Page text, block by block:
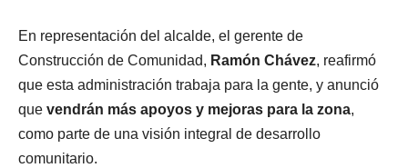
En representación del alcalde, el gerente de
Construcción de Comunidad, Ramón Chávez, reafirmó
que esta administración trabaja para la gente, y anunció
que vendrán más apoyos y mejoras para la zona,
como parte de una visión integral de desarrollo
comunitario.